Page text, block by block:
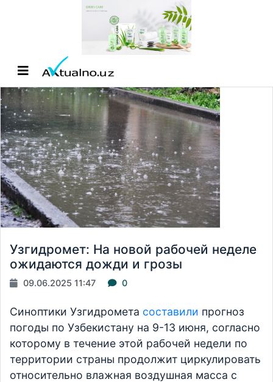
Узгидромет: На новой рабочей неделе
ожидаются дожди и грозы
09.06.2025 11:47 0
Синоптики Узгидромета составили прогноз
погоды по Узбекистану на 9-13 июня, согласно
которому в течение этой рабочей недели по
территории страны продолжит циркулировать
относительно влажная воздушная масса с